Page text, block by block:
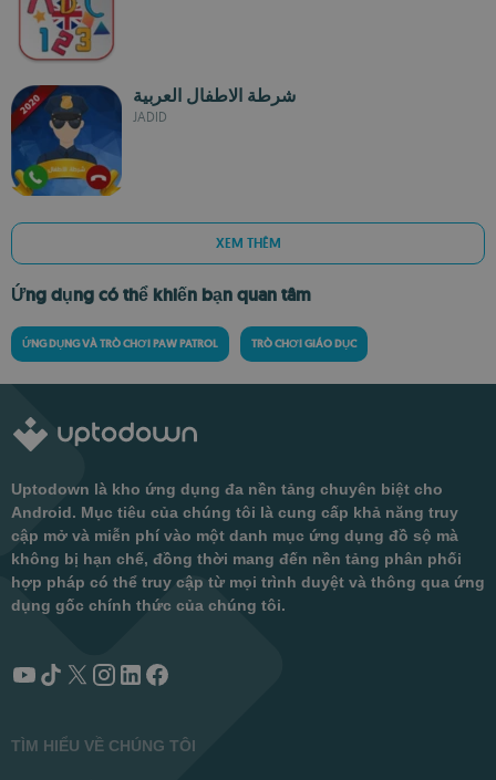
شرطة الاطفال العربية
JADID
XEM THÊM
Ứng dụng có thể khiến bạn quan tâm
ỨNG DỤNG VÀ TRÒ CHƠI PAW PATROL TRÒ CHƠI GIÁO DỤC
Uptodown là kho ứng dụng đa nền tảng chuyên biệt cho
Android. Mục tiêu của chúng tôi là cung cấp khả năng truy
cập mở và miễn phí vào một danh mục ứng dụng đồ sộ mà
không bị hạn chế, đồng thời mang đến nền tảng phân phối
hợp pháp có thể truy cập từ mọi trình duyệt và thông qua ứng
dụng gốc chính thức của chúng tôi.
TÌM HIỂU VỀ CHÚNG TÔI